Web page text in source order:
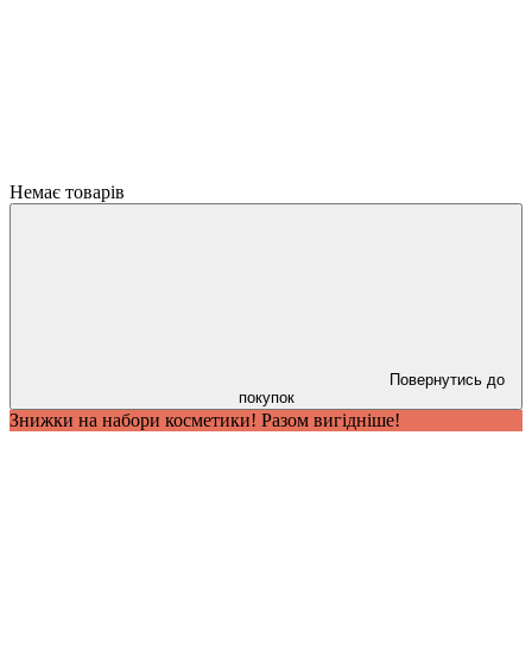
Немає товарів
Повернутись до
покупок
Знижки на набори косметики! Разом вигідніше!